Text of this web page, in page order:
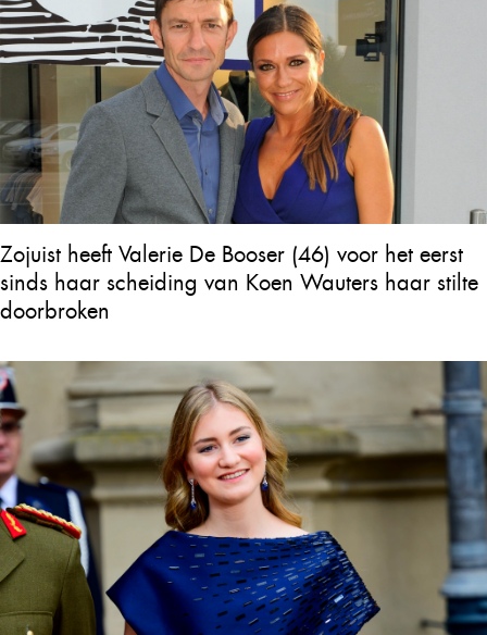
Zojuist heeft Valerie De Booser (46) voor het eerst
sinds haar scheiding van Koen Wauters haar stilte
doorbroken